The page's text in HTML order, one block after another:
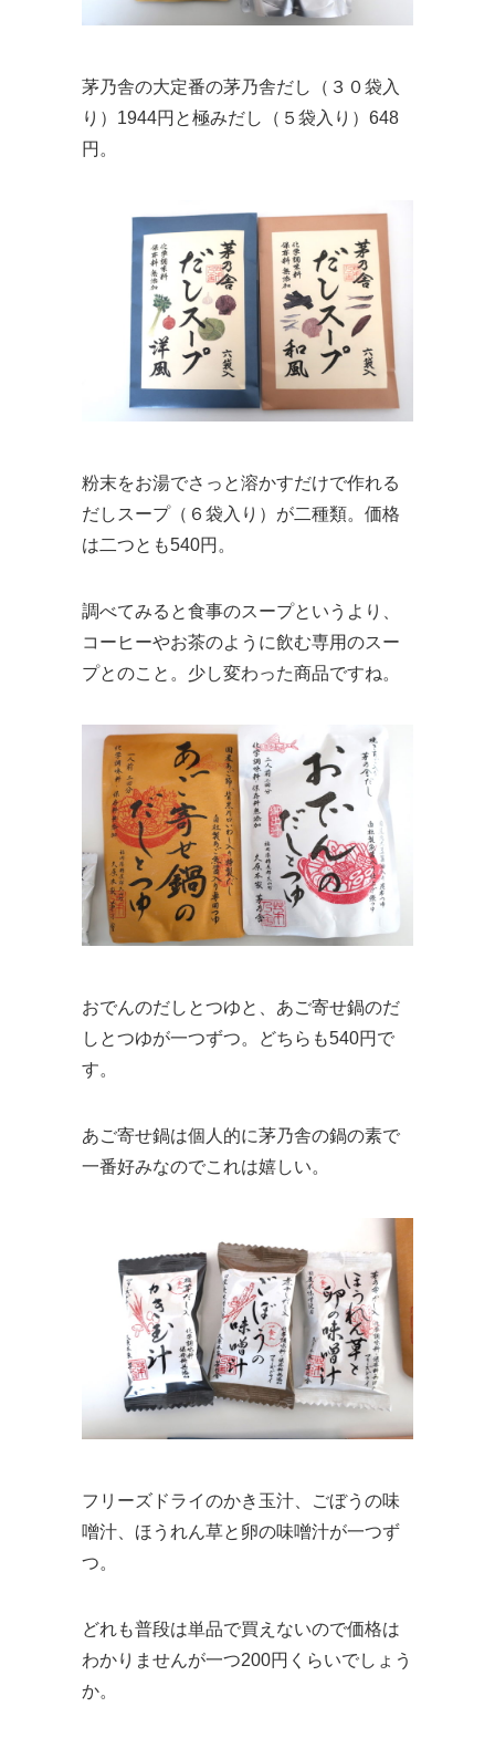
茅乃舎の大定番の茅乃舎だし（３０袋入
り）1944円と極みだし（５袋入り）648
円。
粉末をお湯でさっと溶かすだけで作れる
だしスープ（６袋入り）が二種類。価格
は二つとも540円。
調べてみると食事のスープというより、
コーヒーやお茶のように飲む専用のスー
プとのこと。少し変わった商品ですね。
おでんのだしとつゆと、あご寄せ鍋のだ
しとつゆが一つずつ。どちらも540円で
す。
あご寄せ鍋は個人的に茅乃舎の鍋の素で
一番好みなのでこれは嬉しい。
フリーズドライのかき玉汁、ごぼうの味
噌汁、ほうれん草と卵の味噌汁が一つず
つ。
どれも普段は単品で買えないので価格は
わかりませんが一つ200円くらいでしょう
か。